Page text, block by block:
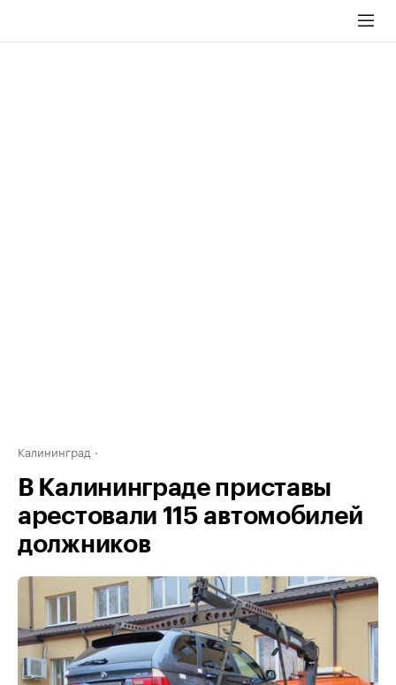
Калининград
В Калининграде приставы
арестовали 115 автомобилей
должников